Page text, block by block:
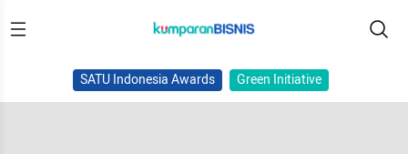
SATU Indonesia Awards Green Initiative